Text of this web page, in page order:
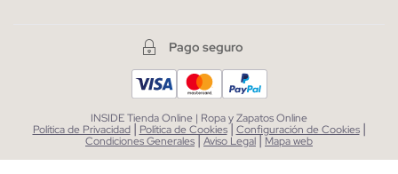
Pago seguro
INSIDE Tienda Online | Ropa y Zapatos Online
Política de Privacidad | Política de Cookies| Configuración de Cookies |
Condiciones Generales|Aviso Legal| Mapa web